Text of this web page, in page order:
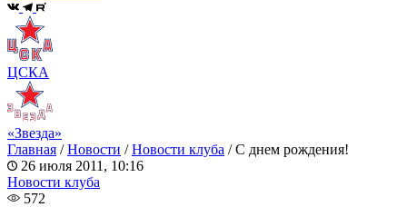
ЦСКА
«Звезда»
Главная /Новости /Новости клуба /C днем рождения!
26 июля 2011, 10:16
Новости клуба
572